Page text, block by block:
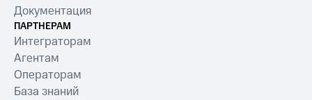
Документация
ПАРТНЕРАМ
Интеграторам
Агентам
Операторам
База знаний